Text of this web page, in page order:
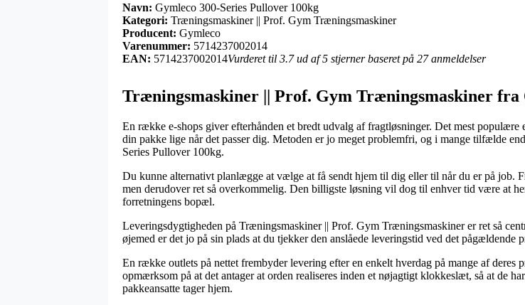
Navn: Gymleco 300-Series Pullover 100kg
Kategori: Træningsmaskiner || Prof. Gym Træningsmaskiner
Producent: Gymleco
Varenummer: 5714237002014
EAN: 5714237002014Vurderet til 3.7 ud af 5 stjerner baseret på 27 anmeldelser
Træningsmaskiner || Prof. Gym Træningsmaskiner fra
En række e-shops giver efterhånden et bredt udvalg af fragtløsninger. Det mest
din pakke lige når det passer dig. Metoden er jo meget problemfri, og i mange tilfælde
Series Pullover 100kg.
Du kunne alternativt planlægge at vælge at få sendt hjem til dig eller til når du er på job.
men derudover ret så overkommelig. Den billigste løsning vil dog til enhver tid være at
forretningens bopæl.
Leveringsdygtigheden på Træningsmaskiner || Prof. Gym Træningsmaskiner er ret så
øjemed er det jo på sin plads at du tjekker den anslåede leveringstid ved det pågældende
En række outlets på nettet frembyder levering efter en enkelt hverdag på mange af
opmærksom på at det antager at orden realiseres inden et nøjagtigt klokkeslæt, så at de
pakkeansatte tager hjem.